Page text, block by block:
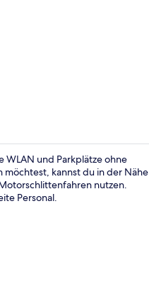
WLAN und Parkplätze ohne
kannst du in der Nähe
nutzen.
Personal.